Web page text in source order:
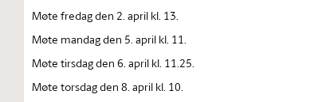
Møte fredag den 2. april kl. 13.
Møte mandag den 5. april kl. 11.
Møte tirsdag den 6. april kl. 11.25.
Møte torsdag den 8. april kl. 10.